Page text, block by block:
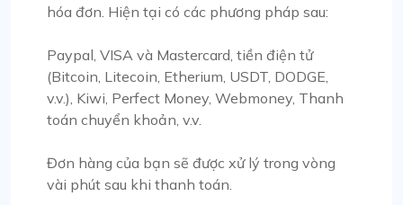
hóa đơn. Hiện tại có các phương pháp sau:
Paypal, VISA và Mastercard, tiền điện tử
(Bitcoin, Litecoin, Etherium, USDT, DODGE,
v.v.), Kiwi, Perfect Money, Webmoney, Thanh
toán chuyển khoản, v.v.
Đơn hàng của bạn sẽ được xử lý trong vòng
vài phút sau khi thanh toán.